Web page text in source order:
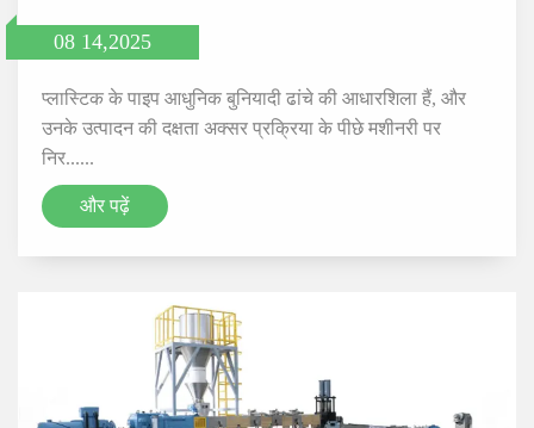
08 14,2025
प्लास्टिक के पाइप आधुनिक बुनियादी ढांचे की आधारशिला हैं, और
उनके उत्पादन की दक्षता अक्सर प्रक्रिया के पीछे मशीनरी पर
निर......
और पढ़ें